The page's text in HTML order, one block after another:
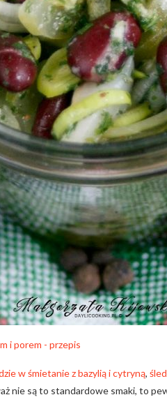
w śmietanie z bazylią i cytryną,
nie są to standardowe smaki, to